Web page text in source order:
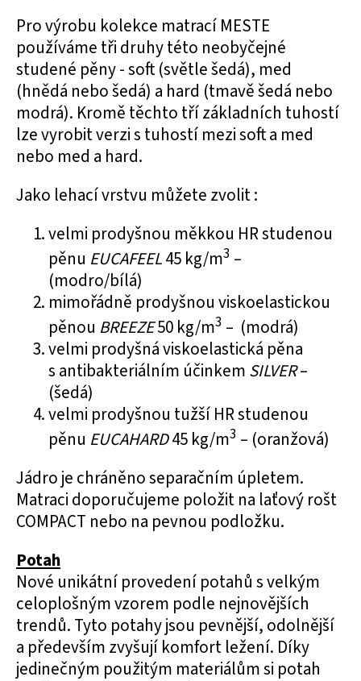
Pro výrobu kolekce matrací MESTE
používáme tři druhy této neobyčejné
studené pěny - soft (světle šedá), med
(hnědá nebo šedá) a hard (tmavě šedá nebo
modrá). Kromě těchto tří základních tuhostí
lze vyrobit verzi s tuhostí mezi soft a med
nebo med a hard.
Jako lehací vrstvu můžete zvolit :
velmi prodyšnou měkkou HR studenou
pěnu EUCAFEEL45 kg/m3 –
(modro/bílá)
mimořádně prodyšnou viskoelastickou
pěnou BREEZE50 kg/m3 – (modrá)
velmi prodyšnáviskoelastická pěna
s antibakteriálním účinkem SILVER–
(šedá)
velmi prodyšnou tužší HR studenou
pěnu EUCAHARD45 kg/m3 – (oranžová)
Jádro je chráněno separačním úpletem.
Matraci doporučujeme položit na laťový rošt
COMPACT nebo na pevnou podložku.
Potah
Nové unikátní provedení potahů s velkým
celoplošným vzorem podle nejnovějších
trendů. Tyto potahy jsou pevnější, odolnější
a především zvyšují komfort ležení. Díky
jedinečným použitým materiálům si potah